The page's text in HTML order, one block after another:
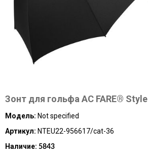
Зонт для гольфа AC FARE® Style
Модель: Not specified
Артикул: NTEU22-956617/cat-36
Наличие: 5843